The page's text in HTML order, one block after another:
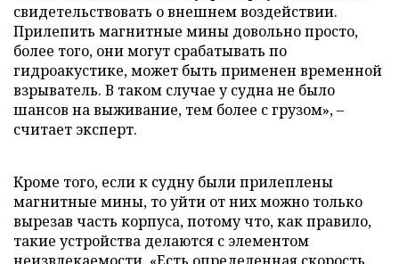
свидетельствовать о внешнем воздействии.
Прилепить магнитные мины довольно просто,
более того, они могут срабатывать по
гидроакустике, может быть применен временной
взрыватель. В таком случае у судна не было
шансов на выживание, тем более с грузом», –
считает эксперт.
Кроме того, если к судну были прилеплены
магнитные мины, то уйти от них можно только
вырезав часть корпуса, потому что, как правило,
такие устройства делаются с элементом